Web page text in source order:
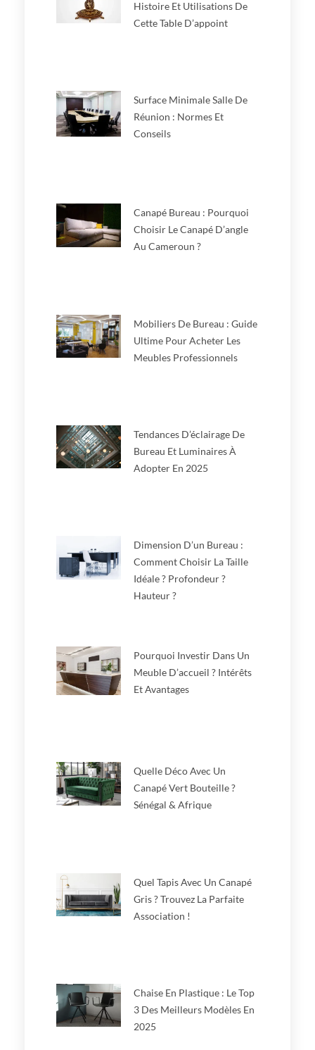
Histoire Et Utilisations De
Cette Table D’appoint
Surface Minimale Salle De
Réunion : Normes Et
Conseils
Canapé Bureau : Pourquoi
Choisir Le Canapé D’angle
Au Cameroun ?
Mobiliers De Bureau : Guide
Ultime Pour Acheter Les
Meubles Professionnels
Tendances D’éclairage De
Bureau Et Luminaires À
Adopter En 2025
Dimension D’un Bureau :
Comment Choisir La Taille
Idéale ? Profondeur ?
Hauteur ?
Pourquoi Investir Dans Un
Meuble D’accueil ? Intérêts
Et Avantages
Quelle Déco Avec Un
Canapé Vert Bouteille ?
Sénégal & Afrique
Quel Tapis Avec Un Canapé
Gris ? Trouvez La Parfaite
Association !
Chaise En Plastique : Le Top
3 Des Meilleurs Modèles En
2025